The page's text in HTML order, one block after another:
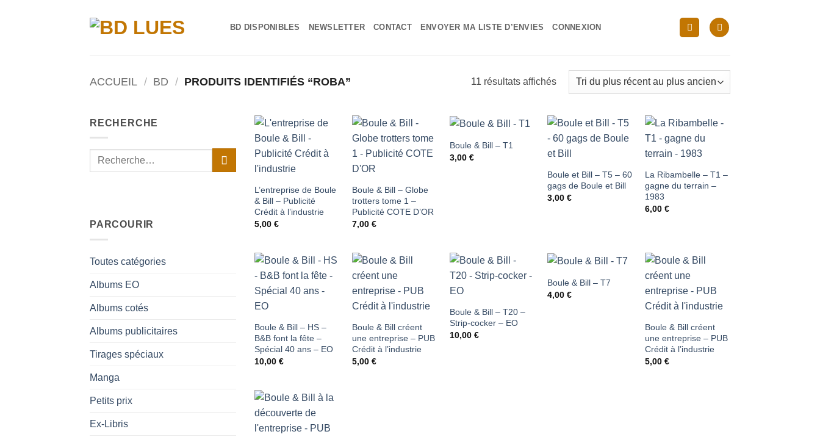
BD DISPONIBLES NEWSLETTER CONTACT ENVOYER MA LISTE D’ENVIES CONNEXION
ACCUEIL / BD / PRODUITS IDENTIFIÉS “ROBA” 11 résultats affichésTrié
récent
au
plus
ancien
RECHERCHE
Recherche
PARCOURIR
Toutes catégories
Albums EO
Albums cotés
Albums publicitaires
Tirages spéciaux
Manga
Petits prix
Ex-Libris
Ajouter
à ma
liste
d'envies
L’entreprise de Boule
& Bill – Publicité
Crédit à l’industrie
5,00 €
Ajouter
liste
d'envies
Boule & Bill – Globe
trotters tome 1 –
Publicité COTE D’OR
7,00 €
Boule & Bill – T1
3,00 €
liste
Boule et Bill – T5 – 60
gags de Boule et Bill
3,00 €
Ajouter
liste
La Ribambelle – T1 –
gagne du terrain –
1983
6,00 €
Ajouter
liste
d'envies
Boule & Bill – HS –
B&B font la fête –
Spécial 40 ans – EO
10,00 €
Ajouter
à ma
liste
d'envies
Boule & Bill créent
une entreprise – PUB
Crédit à l’industrie
5,00 €
à ma
liste
Boule & Bill – T20 –
Strip-cocker – EO
10,00 €
Boule & Bill – T7
4,00 € Ajouter
à ma
liste
d'envies
Boule & Bill créent
une entreprise – PUB
Crédit à l’industrie
5,00 €
Ajouter